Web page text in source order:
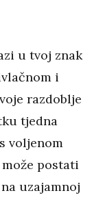
u tvoj znak
i
razdoblje
tjedna
voljenom
može postati
uzajamnoj